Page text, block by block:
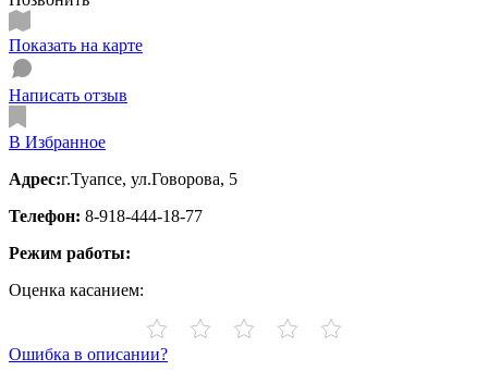
Показать на карте
Написать отзыв
В Избранное
Адрес:г.Туапсе, ул.Говорова, 5
Телефон: 8-918-444-18-77
Режим работы:
Оценка касанием:
Ошибка в описании?